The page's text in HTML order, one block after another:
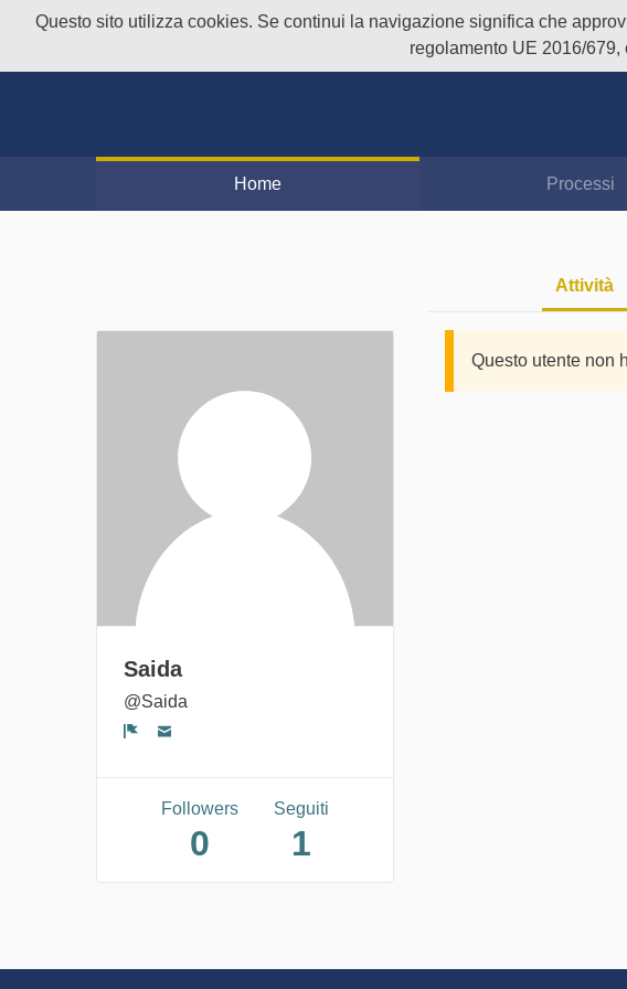
Questo sito utilizza cookies. Se continui la navigazione significa che
regolamento UE 2016/
Home Processi
Attività
Saida
@Saida
Followers
0
Seguiti
1
Questo utente non